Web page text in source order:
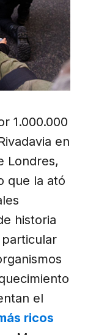
1.000.000
en
Londres,
que la ató
historia
el
ricos